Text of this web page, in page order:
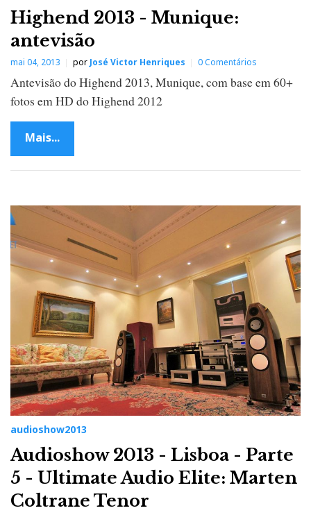
Highend 2013 - Munique:
antevisão
mai 04, 2013 por José Victor Henriques 0 Comentários
Antevisão do Highend 2013, Munique, com base em 60+
fotos em HD do Highend 2012
Mais...
audioshow2013
Audioshow 2013 - Lisboa - Parte
5 - Ultimate Audio Elite: Marten
Coltrane Tenor